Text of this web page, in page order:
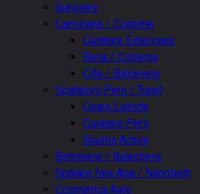
Gunoiere
Camioane / Cisterne
Curatare Exterioara
Bena / Cisterna
Cife / Betoniere
Spalatorii Perii / Tunel
Ceara Lichida
Curatare Perii
Spuma Activa
Betoniere / Balastiere
Spalare fara Apa / Nanotech
Cosmetica Auto